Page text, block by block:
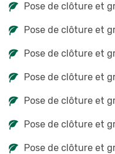
Pose de clôture et
Pose de clôture et
Pose de clôture et
Pose de clôture et
Pose de clôture et
Pose de clôture et
Pose de clôture et